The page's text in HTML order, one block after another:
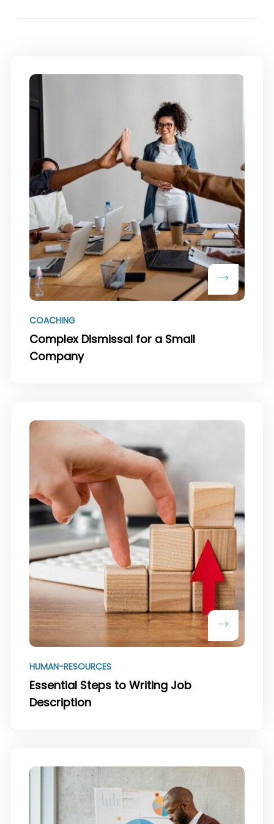
COACHING
Complex Dismissal for a Small
Company
HUMAN-RESOURCES
Essential Steps to Writing Job
Description